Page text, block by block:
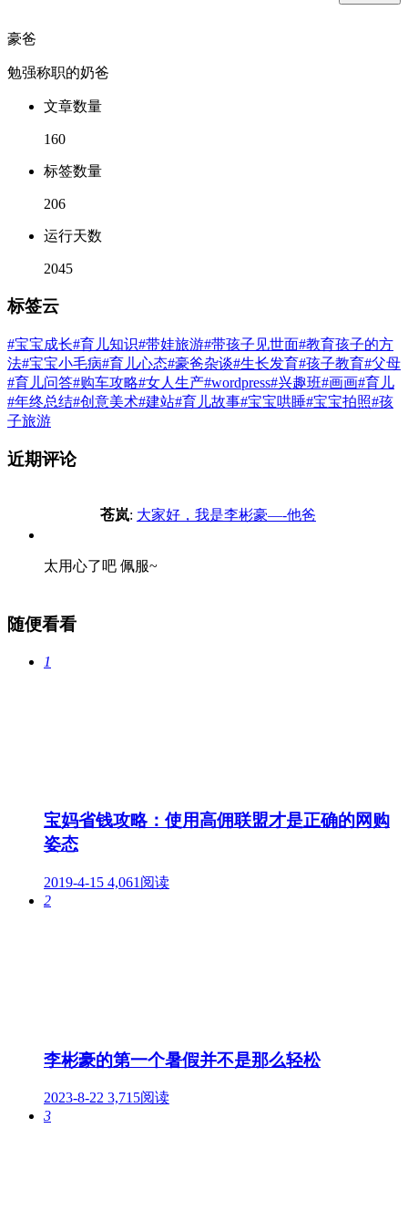
豪爸
勉强称职的奶爸
文章数量
160
标签数量
206
运行天数
2045
标签云
#宝宝成长#育儿知识#带娃旅游#带孩子见世面#教育孩子的方
法#宝宝小毛病#育儿心态#豪爸杂谈#生长发育#孩子教育#父母
#育儿问答#购车攻略#女人生产#wordpress#兴趣班#画画#育儿
#年终总结#创意美术#建站#育儿故事#宝宝哄睡#宝宝拍照#孩
子旅游
近期评论
苍岚: 大家好，我是李彬豪—-他爸
太用心了吧 佩服~
随便看看
1
宝妈省钱攻略：使用高佣联盟才是正确的网购
姿态
2019-4-15 4,061阅读
2
李彬豪的第一个暑假并不是那么轻松
2023-8-22 3,715阅读
3